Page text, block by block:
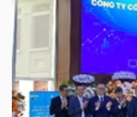
VIETSTOCKFINANCE
VĨ